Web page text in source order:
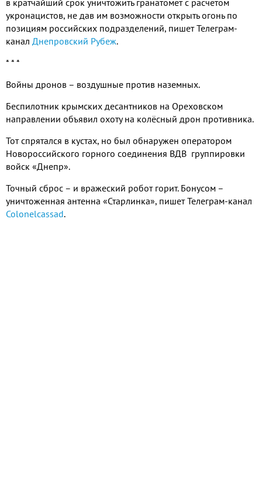
укронацистов, не дав им возможности открыть огонь по
позициям российских подразделений, пишет Телеграм-
канал Днепровский Рубеж.
* * *
Войны дронов – воздушные против наземных.
Беспилотник крымских десантников на Ореховском
направлении объявил охоту на колёсный дрон противника.
Тот спрятался в кустах, но был обнаружен оператором
Новороссийского горного соединения ВДВ группировки
войск «Днепр».
Точный сброс – и вражеский робот горит. Бонусом –
уничтоженная антенна «Старлинка», пишет Телеграм-канал
Colonelcassad.